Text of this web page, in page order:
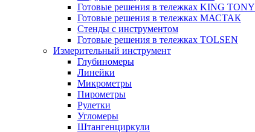
Готовые решения в тележках KING TONY
Готовые решения в тележках МАСТАК
Стенды с инструментом
Готовые решения в тележках TOLSEN
Измерительный инструмент
Глубиномеры
Линейки
Микрометры
Пирометры
Рулетки
Угломеры
Штангенциркули